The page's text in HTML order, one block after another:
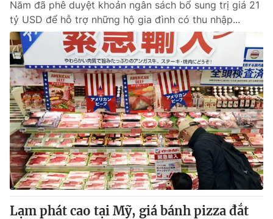
Năm đã phê duyệt khoản ngân sách bổ sung trị giá 21
tỷ USD để hỗ trợ những hộ gia đình có thu nhập...
Lạm phát cao tại Mỹ, giá bánh pizza đắt